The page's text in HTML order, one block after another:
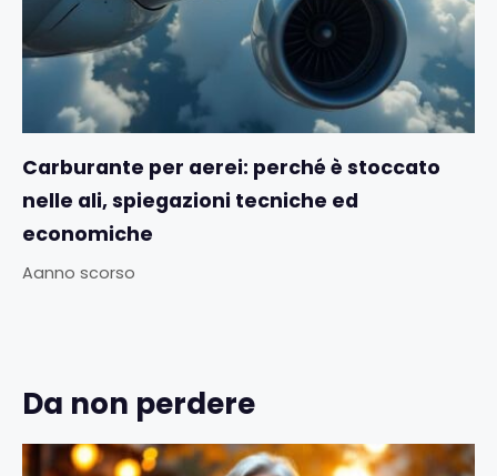
Carburante per aerei: perché è stoccato
nelle ali, spiegazioni tecniche ed
economiche
Aanno scorso
Da non perdere